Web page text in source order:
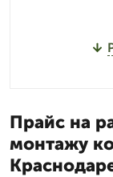
Прайс на
монтажу